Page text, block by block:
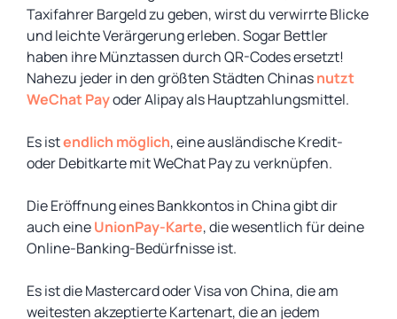
Taxifahrer Bargeld zu geben, wirst du verwirrte Blicke
und leichte Verärgerung erleben. Sogar Bettler
haben ihre Münztassen durch QR-Codes ersetzt!
Nahezu jeder in den größten Städten Chinasnutzt
WeChat Payoder Alipay als Hauptzahlungsmittel.
Es istendlich möglich, eine ausländische Kredit-
oder Debitkarte mit WeChat Pay zu verknüpfen.
Die Eröffnung eines Bankkontos in China gibt dir
auch eineUnionPay-Karte, die wesentlich für deine
Online-Banking-Bedürfnisse ist.
Es ist die Mastercard oder Visa von China, die am
weitesten akzeptierte Kartenart, die an jedem